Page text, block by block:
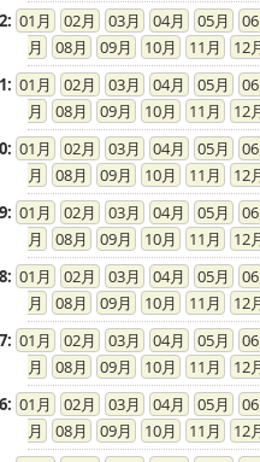
: 01 02 03 04 05 06
08
09 10 11
12
: 01 02 03 04 05 06
08
09 10 11
12
: 01 02 03 04 05 06
08
09 10 11
12
: 01 02 03 04 05 06
08
09 10 11
12
: 01 02 03 04 05 06
08
09 10 11
12
: 01 02 03 04 05 06
08
09 10 11
12
: 01 02 03 04 05 06
08
09 10 11
12